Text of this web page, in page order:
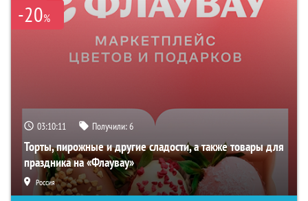
-20%
03:10:10 Получили:6
Торты, пирожные и другие сладости, а также товары для
праздника на «Флаувау»
Россия